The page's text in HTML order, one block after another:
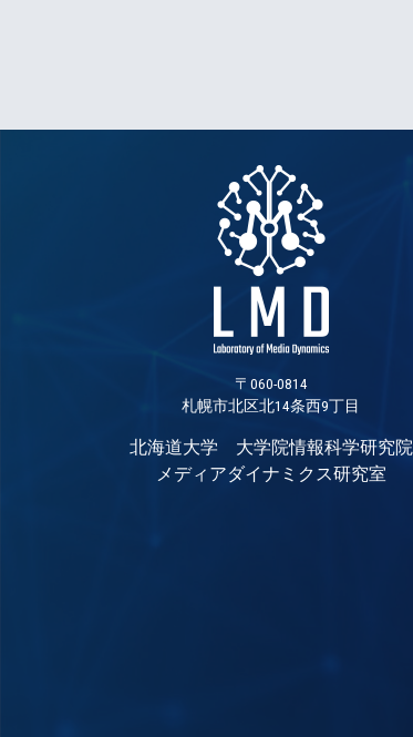
〒060-0814
札幌市北区北14条西9丁目
北海道大学 大学院情報科学研究院
メディアダイナミクス研究室